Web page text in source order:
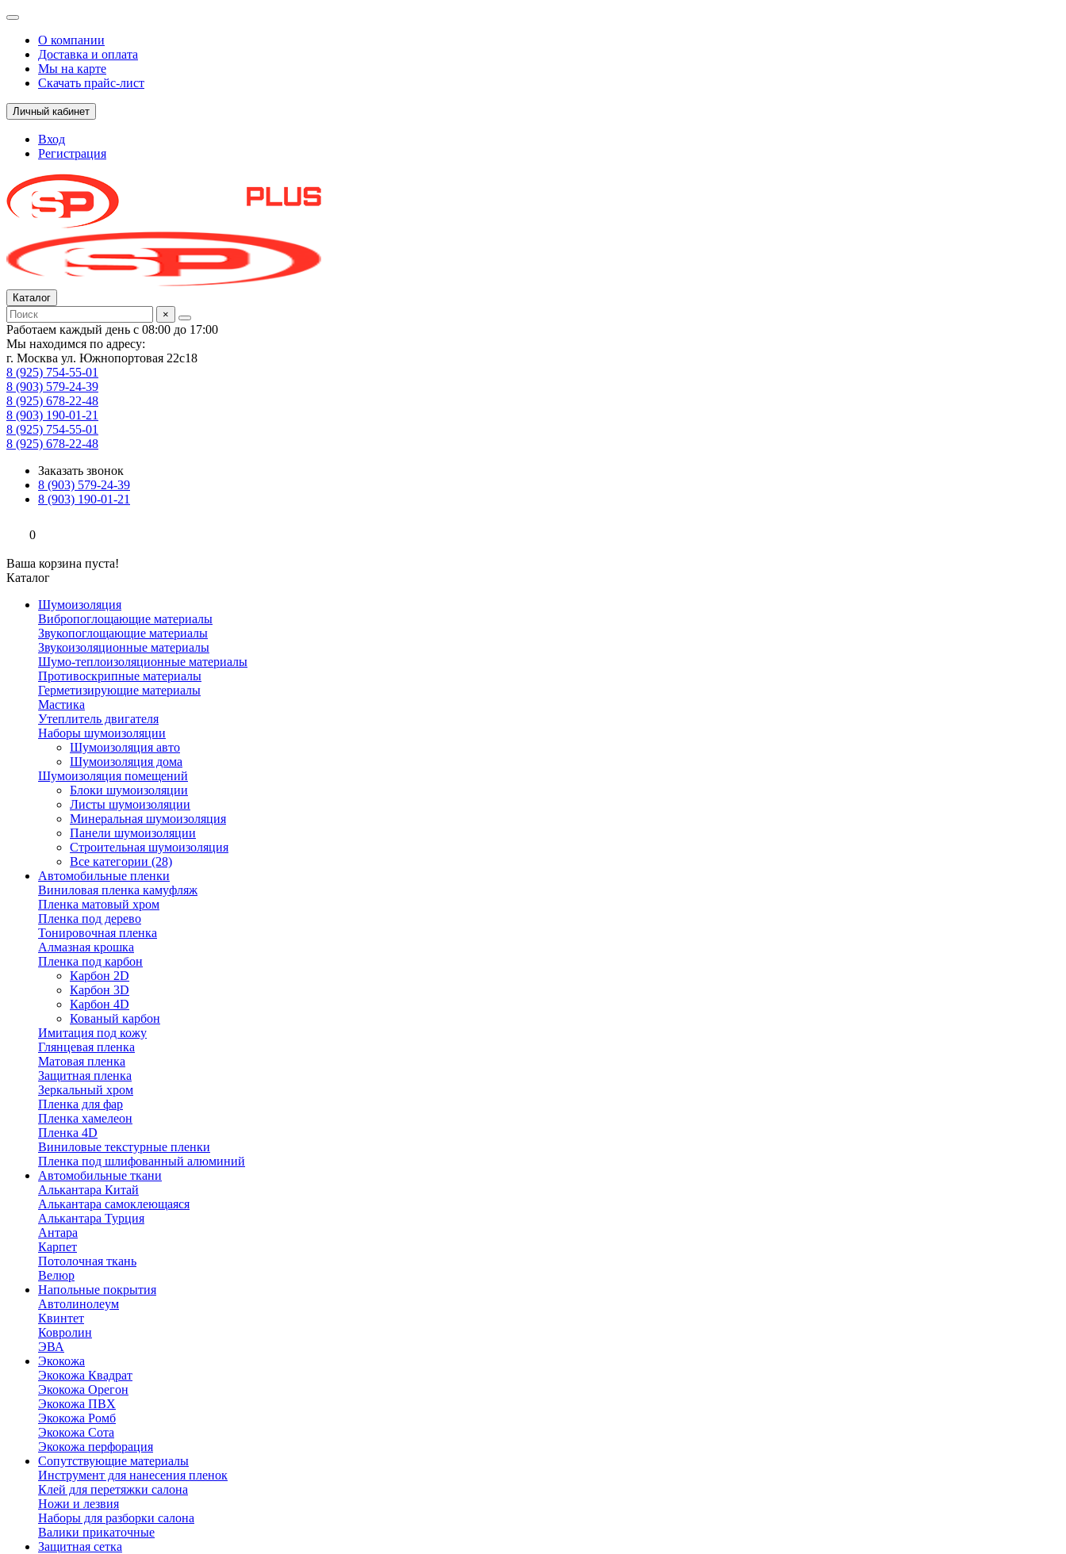
О компании
Доставка и оплата
Мы на карте
Скачать прайс-лист
Личный кабинет
Вход
Регистрация
Каталог
×
Работаем каждый день с 08:00 до 17:00
Мы находимся по адресу:
г. Москва ул. Южнопортовая 22с18
8 (925) 754-55-01
8 (903) 579-24-39
8 (925) 678-22-48
8 (903) 190-01-21
8 (925) 754-55-01
8 (925) 678-22-48
Заказать звонок
8 (903) 579-24-39
8 (903) 190-01-21
0
Ваша корзина пуста!
Каталог
Шумоизоляция
Вибропоглощающие материалы
Звукопоглощающие материалы
Звукоизоляционные материалы
Шумо-теплоизоляционные материалы
Противоскрипные материалы
Герметизирующие материалы
Мастика
Утеплитель двигателя
Наборы шумоизоляции
Шумоизоляция авто
Шумоизоляция дома
Шумоизоляция помещений
Блоки шумоизоляции
Листы шумоизоляции
Минеральная шумоизоляция
Панели шумоизоляции
Строительная шумоизоляция
Все категории (28)
Автомобильные пленки
Виниловая пленка камуфляж
Пленка матовый хром
Пленка под дерево
Тонировочная пленка
Алмазная крошка
Пленка под карбон
Карбон 2D
Карбон 3D
Карбон 4D
Кованый карбон
Имитация под кожу
Глянцевая пленка
Матовая пленка
Защитная пленка
Зеркальный хром
Пленка для фар
Пленка хамелеон
Пленка 4D
Виниловые текстурные пленки
Пленка под шлифованный алюминий
Автомобильные ткани
Алькантара Китай
Алькантара самоклеющаяся
Алькантара Турция
Антара
Карпет
Потолочная ткань
Велюр
Напольные покрытия
Автолинолеум
Квинтет
Ковролин
ЭВА
Экокожа
Экокожа Квадрат
Экокожа Орегон
Экокожа ПВХ
Экокожа Ромб
Экокожа Сота
Экокожа перфорация
Сопутствующие материалы
Инструмент для нанесения пленок
Клей для перетяжки салона
Ножи и лезвия
Наборы для разборки салона
Валики прикаточные
Защитная сетка